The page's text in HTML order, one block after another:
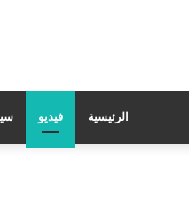
الرئيسية فيديو